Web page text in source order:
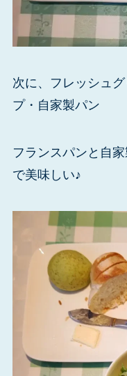
次に、フレッシュ
プ・自家製パン
フランスパンと自
で美味しい♪